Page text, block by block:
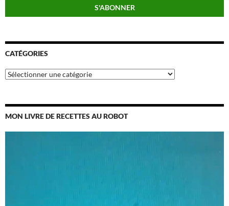
CATÉGORIES
Catégories
MON LIVRE DE RECETTES AU ROBOT